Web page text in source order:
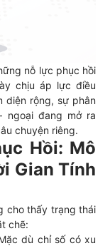
nỗ lực phục hồi
chịu áp lực điều
diện rộng, sự phân
ngoại đang mở ra
chuyện riêng.
Hồi: Mô
Gian Tính
cho thấy trạng thái
chẽ:
dù chỉ số có xu